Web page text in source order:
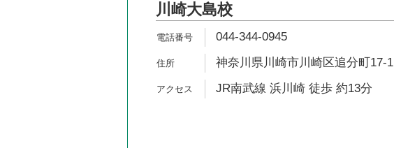
川崎大島校
044-344-0945
神奈川県川崎市川崎区追分町17-1
JR南武線 浜川崎 徒歩 約13分